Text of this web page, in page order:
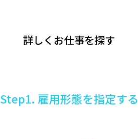
詳しくお仕事を探す
Step1. 雇用形態を指定する